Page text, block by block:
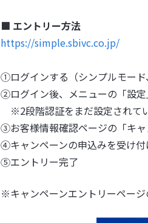
■ エントリー方法
https://simple.sbivc.co.jp/
①ログインする（シンプルモード
②ログイン後、メニューの「設
※2段階認証をまだ設定されて
③お客様情報確認ページの「キ
④キャンペーンの申込みを受け
⑤エントリー完了
※キャンペーンエントリーペー